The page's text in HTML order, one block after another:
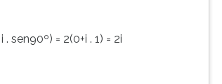
sen90º) = 2(0+i . 1) = 2i